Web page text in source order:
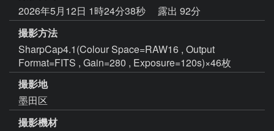
2026年5月12日 1時24分38秒
露出 92分
撮影方法
SharpCap4.1(Colour Space=RAW16 , Output
Format=FITS , Gain=280 , Exposure=120s)×46枚
撮影地
墨田区
撮影機材